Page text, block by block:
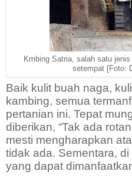
Kmbing Satria, salah satu
setempat [Foto:
Baik kulit buah naga,
kambing, semua
pertanian ini. Tepat
diberikan, “Tak ada
mesti mengharapkan
tidak ada. Sementara,
yang dapat